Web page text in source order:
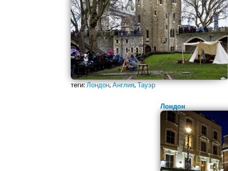
теги:Лондон,Англия,Тауэр
Лондон